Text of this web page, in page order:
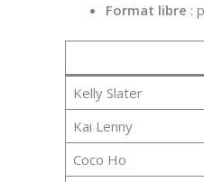
Format libre :
Kelly Slater
Kai Lenny
Coco Ho